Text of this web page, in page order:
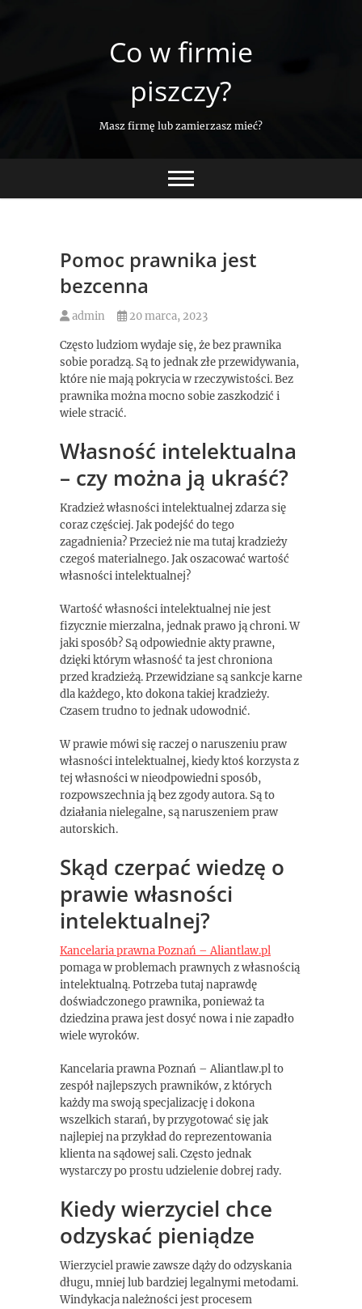
Co w firmie
piszczy?
Masz firmę lub zamierzasz mieć?
Pomoc prawnika jest
bezcenna
admin 20 marca, 2023
Często ludziom wydaje się, że bez prawnika
sobie poradzą. Są to jednak złe przewidywania,
które nie mają pokrycia w rzeczywistości. Bez
prawnika można mocno sobie zaszkodzić i
wiele stracić.
Własność intelektualna
– czy można ją ukraść?
Kradzież własności intelektualnej zdarza się
coraz częściej. Jak podejść do tego
zagadnienia? Przecież nie ma tutaj kradzieży
czegoś materialnego. Jak oszacować wartość
własności intelektualnej?
Wartość własności intelektualnej nie jest
fizycznie mierzalna, jednak prawo ją chroni. W
jaki sposób? Są odpowiednie akty prawne,
dzięki którym własność ta jest chroniona
przed kradzieżą. Przewidziane są sankcje karne
dla każdego, kto dokona takiej kradzieży.
Czasem trudno to jednak udowodnić.
W prawie mówi się raczej o naruszeniu praw
własności intelektualnej, kiedy ktoś korzysta z
tej własności w nieodpowiedni sposób,
rozpowszechnia ją bez zgody autora. Są to
działania nielegalne, są naruszeniem praw
autorskich.
Skąd czerpać wiedzę o
prawie własności
intelektualnej?
Kancelaria prawna Poznań – Aliantlaw.pl
pomaga w problemach prawnych z własnością
intelektualną. Potrzeba tutaj naprawdę
doświadczonego prawnika, ponieważ ta
dziedzina prawa jest dosyć nowa i nie zapadło
wiele wyroków.
Kancelaria prawna Poznań – Aliantlaw.pl to
zespół najlepszych prawników, z których
każdy ma swoją specjalizację i dokona
wszelkich starań, by przygotować się jak
najlepiej na przykład do reprezentowania
klienta na sądowej sali. Często jednak
wystarczy po prostu udzielenie dobrej rady.
Kiedy wierzyciel chce
odzyskać pieniądze
Wierzyciel prawie zawsze dąży do odzyskania
długu, mniej lub bardziej legalnymi metodami.
Windykacja należności jest procesem